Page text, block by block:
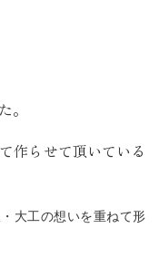
。
作らせて頂いている
・大工の想いを重ねて形